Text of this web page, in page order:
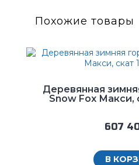
Похожие товары
Деревянная
Snow Fox Макси,
607
В